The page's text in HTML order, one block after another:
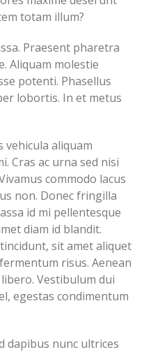
totam illum?
Praesent pharetra
Aliquam molestie
potenti. Phasellus
lobortis. In et metus
vehicula aliquam
Cras ac urna sed nisi
commodo lacus
non. Donec fringilla
id mi pellentesque
diam id blandit.
sit amet aliquet
risus. Aenean
Vestibulum dui
egestas condimentum
dapibus nunc ultrices